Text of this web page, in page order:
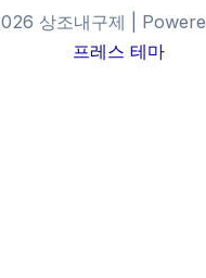
상조내구제 |
프레스 테마